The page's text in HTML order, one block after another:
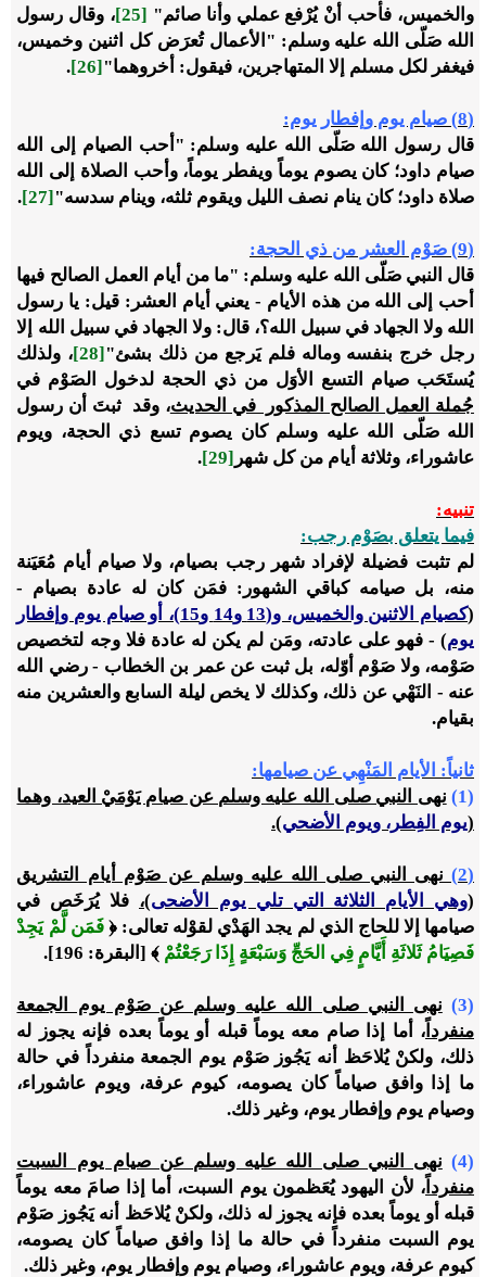
والخميس، فأحب أنْ يُرْفع عملي وأنا صائم" [25]
، وقال رسول
الله صَلّى الله عليه وسلم: "الأعمال تُعرَض كل اثنين وخميس،
فيغفر لكل مسلم إلا المتهاجرين، فيقول: أخروهما"[26]
.
(8) صيام يوم وإفطار يوم:
قال رسول الله صَلّى الله عليه وسلم: "أحب الصيام إلى الله
صيام داود؛ كان يصوم يوماً ويفطر يوماً، وأحب الصلاة إلى الله
صلاة داود؛ كان ينام نصف الليل ويقوم ثلثه، وينام سدسه"[27]
.
(9) صَوْم العشر من ذي الحجة:
قال النبي صَلّى الله عليه وسلم: "ما من أيام العمل الصالح فيها
أحب إلى الله من هذه الأيام - يعني أيام العشر: قيل: يا رسول
الله ولا الجهاد في سبيل الله؟، قال: ولا الجهاد في سبيل الله إلا
رجل خرج بنفسه وماله فلم يَرجع من ذلك بشئ"[28]
، ولذلك
يُستَحَب صيام التسع الأوَل من ذي الحجة لدخول الصَوْم في
جُملة العمل الصالح المذكور في الحديث، وقد ثبتَ أن رسول
الله صَلّى الله عليه وسلم كان يصوم تسع ذي الحجة، ويوم
عاشوراء، وثلاثة أيام من كل شهر [29]
.
تنبيه:
فيما يتعلق بصَوْم رجب:
لم تثبت فضيلة لإفراد شهر رجب بصيام، ولا صيام أيام مُعَيَنة
منه، بل صيامه كباقي الشهور: فمَن كان له عادة بصيام -
(
كصيام الاثنين والخميس، و(13 و14 و15)، أو صيام يوم وإفطار
يوم) - فهو على عادته، ومَن لم يكن له عادة فلا وجه لتخصيص
صَوْمه، ولا صَوْم أوّله، بل ثبت عن عمر بن الخطاب - رضي الله
عنه - النَهْي عن ذلك، وكذلك لا يخص ليلة السابع والعشرين منه
بقيام.
ثانياً: الأيام المَنْهِي عن صيامها:
(1)
نهى النبي صلى الله عليه وسلم عن صيام يَوْمَيْ العيد، وهما
(يوم الفِطر، ويوم الأضحي).
(2)
نهى النبي صلى الله عليه وسلم عن صَوْم أيام التشريق
(وهي الأيام الثلاثة التي تلي يوم الأضحى)، فلا يُرَخَص في
صيامها إلا للحاج الذي لم يجد الهَدْي لقوْله تعالى: ﴿فَمَن لَّمْ يَجِدْ
فَصِيَامُ ثَلاثَةِ أَيَّامٍ فِي الحَجِّ وَسَبْعَةٍ إِذَا رَجَعْتُمْ ﴾ [البقرة: 196].
(3)
نهى النبي صلى الله عليه وسلم عن صَوْم يوم الجمعة
منفرداً ، أما إذا صام معه يوماً قبله أو يوماً بعده فإنه يجوز له
ذلك، ولكنْ يُلاحَظ أنه يَجُوز صَوْم يوم الجمعة منفرداً في حالة
ما إذا وافق صياماً كان يصومه، كيوم عرفة، ويوم عاشوراء،
وصيام يوم وإفطار يوم، وغير ذلك.
(4)
نهى النبي صلى الله عليه وسلم عن صيام يوم السبت
منفرداً ، لأن اليهود يُعَظمون يوم السبت، أما إذا صامَ معه يوماً
قبله أو يوماً بعده فإنه يجوز له ذلك، ولكنْ يُلاحَظ أنه يَجُوز صَوْم
يوم السبت منفرداً في حالة ما إذا وافق صياماً كان يصومه،
كيوم عرفة، ويوم عاشوراء، وصيام يوم وإفطار يوم، وغير ذلك.